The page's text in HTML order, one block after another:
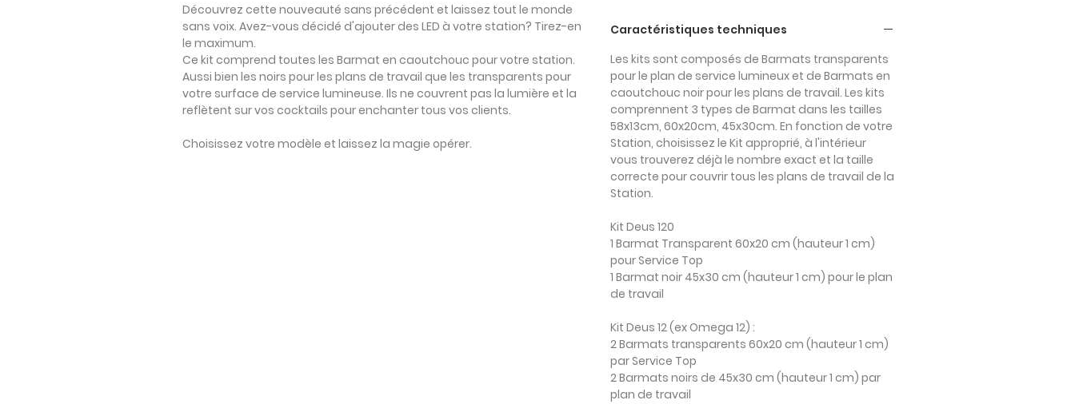
Découvrez cette nouveauté sans précédent et laissez tout le monde
sans voix. Avez-vous décidé d'ajouter des LED à votre station? Tirez-en
le maximum.
Ce kit comprend toutes les Barmat en caoutchouc pour votre station.
Aussi bien les noirs pour les plans de travail que les transparents pour
votre surface de service lumineuse. Ils ne couvrent pas la lumière et la
reflètent sur vos cocktails pour enchanter tous vos clients.
Choisissez votre modèle et laissez la magie opérer.
Caractéristiques techniques
Les kits sont composés de Barmats transparents
pour le plan de service lumineux et de Barmats en
caoutchouc noir pour les plans de travail. Les kits
comprennent 3 types de Barmat dans les tailles
58x13cm, 60x20cm, 45x30cm. En fonction de votre
Station, choisissez le Kit approprié, à l'intérieur
vous trouverez déjà le nombre exact et la taille
correcte pour couvrir tous les plans de travail de la
Station.
Kit Deus 120
1 Barmat Transparent 60x20 cm (hauteur 1 cm)
pour Service Top
1 Barmat noir 45x30 cm (hauteur 1 cm) pour le plan
de travail
Kit Deus 12 (ex Omega 12) :
2 Barmats transparents 60x20 cm (hauteur 1 cm)
par Service Top
2 Barmats noirs de 45x30 cm (hauteur 1 cm) par
plan de travail